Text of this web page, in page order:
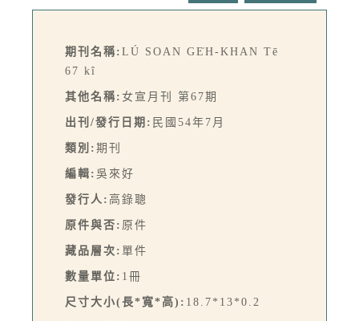
期刊名稱: LÚ SOAN GE̍H-KHAN Tē
67 kî
其他名稱: 女宣月刊 第67期
出刊/發行日期: 民國54年7月
類別: 期刊
編輯: 吳來好
發行人: 高錄聰
原件與否: 原件
藏品層次: 單件
數量單位: 1冊
尺寸大小(長*寬*高): 18.7*13*0.2